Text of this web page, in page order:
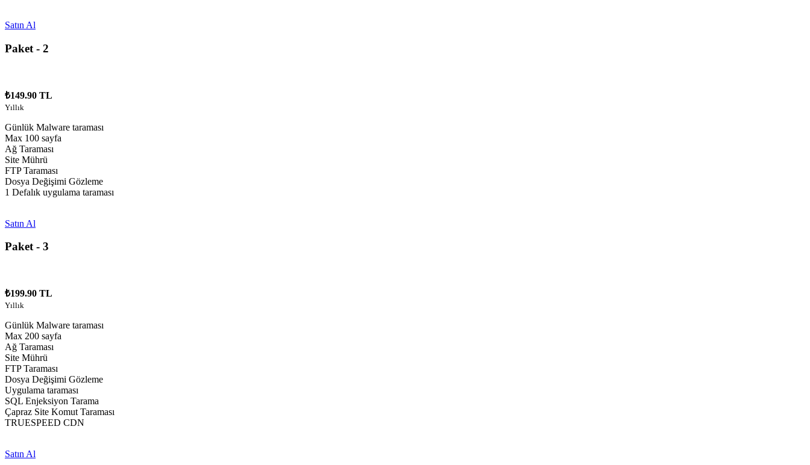
Satın Al
Paket - 2
₺149.90 TL
Yıllık
Günlük Malware taraması
Max 100 sayfa
Ağ Taraması
Site Mührü
FTP Taraması
Dosya Değişimi Gözleme
1 Defalık uygulama taraması
Satın Al
Paket - 3
₺199.90 TL
Yıllık
Günlük Malware taraması
Max 200 sayfa
Ağ Taraması
Site Mührü
FTP Taraması
Dosya Değişimi Gözleme
Uygulama taraması
SQL Enjeksiyon Tarama
Çapraz Site Komut Taraması
TRUESPEED CDN
Satın Al